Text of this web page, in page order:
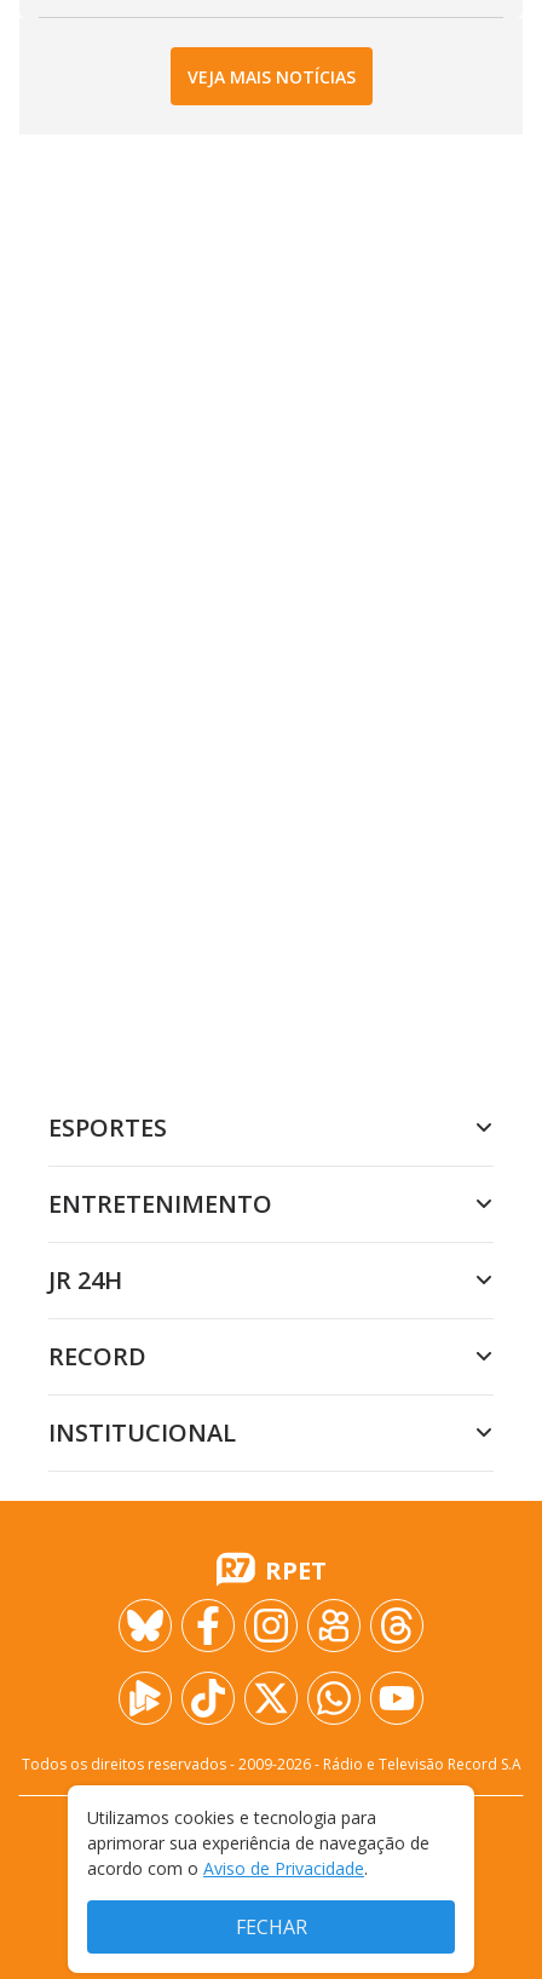
VEJA MAIS NOTÍCIAS
ESPORTES
ENTRETENIMENTO
JR 24H
RECORD
INSTITUCIONAL
RPET
Todos os direitos reservados - 2009-2026- Rádio e Televisão Record S.A
FALE CONOSCO
PRIVACIDADE
TERMOS E CONDIÇÕES DE USO
Utilizamos cookies e tecnologia para
aprimorar sua experiência de navegação de
acordo com o Aviso de Privacidade.
FECHAR